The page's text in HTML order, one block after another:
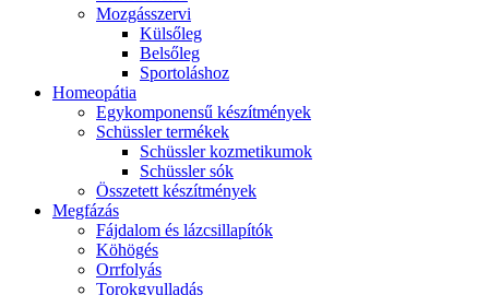
Mozgásszervi
Külsőleg
Belsőleg
Sportoláshoz
Homeopátia
Egykomponensű készítmények
Schüssler termékek
Schüssler kozmetikumok
Schüssler sók
Összetett készítmények
Megfázás
Fájdalom és lázcsillapítók
Köhögés
Orrfolyás
Torokgyulladás